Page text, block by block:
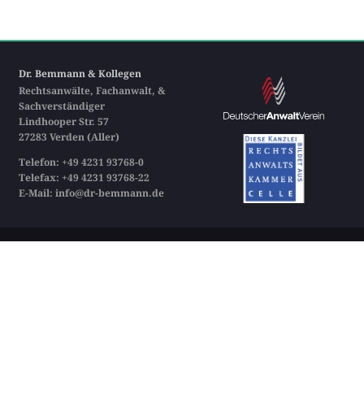
Dr. Bemmann & Kollegen
Rechtsanwälte, Fachanwalt, &
Sachverständiger
Lindhooper Str. 57
27283 Verden (Aller)
Telefon: +49 4231 93768-0
Telefax: +49 4231 93768-22
E-Mail: info@dr-bemmann.de